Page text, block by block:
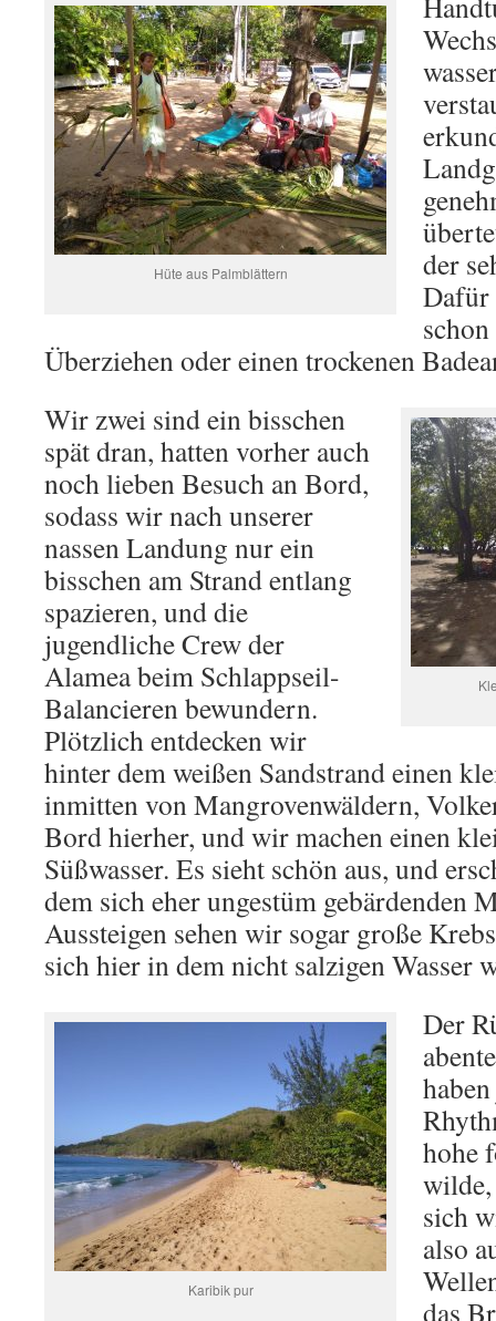
Hüte aus Palmblättern
der
Dafür
Überziehen oder einen trockenen
Wir zwei sind ein bisschen
spät dran, hatten vorher auch
noch lieben Besuch an Bord,
sodass wir nach unserer
nassen Landung nur ein
bisschen am Strand entlang
spazieren, und die
jugendliche Crew der
Alamea beim Schlappseil-
Balancieren bewundern.
Plötzlich entdecken wir
hinter dem weißen Sandstrand einen
inmitten von Mangrovenwäldern,
Bord hierher, und wir machen einen
Süßwasser. Es sieht schön aus, und
dem sich eher ungestüm gebärdenden
Aussteigen sehen wir sogar große
sich hier in dem nicht salzigen Wasser
Karibik pur
Der
hohe
wilde,
sich
also
das